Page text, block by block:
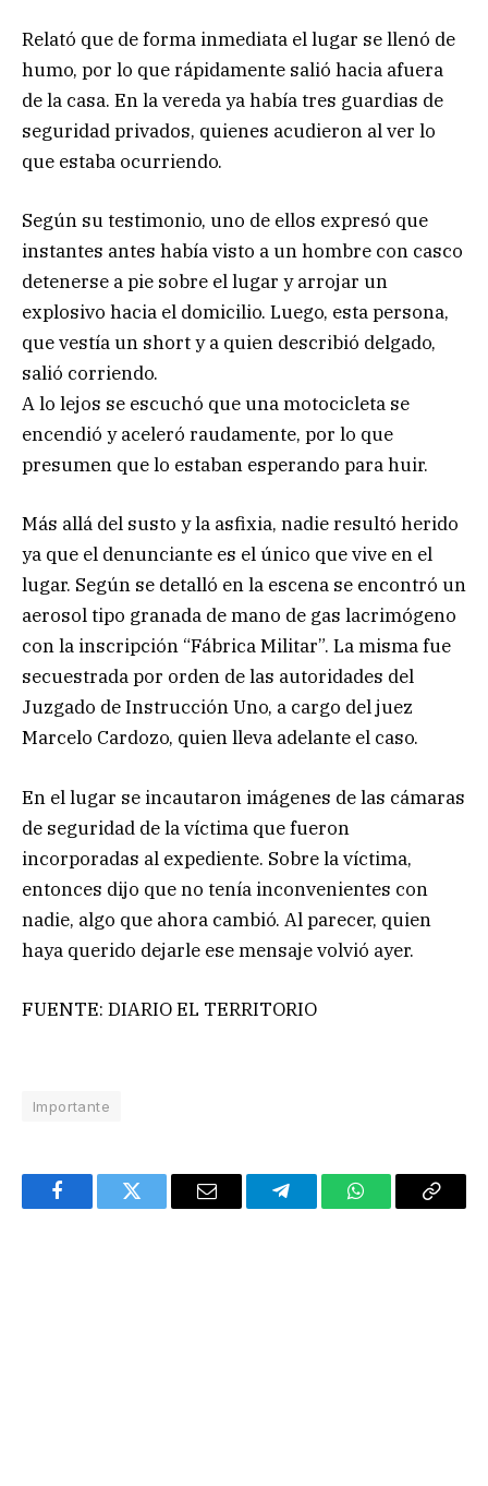
Relató que de forma inmediata el lugar se llenó de
humo, por lo que rápidamente salió hacia afuera
de la casa. En la vereda ya había tres guardias de
seguridad privados, quienes acudieron al ver lo
que estaba ocurriendo.
Según su testimonio, uno de ellos expresó que
instantes antes había visto a un hombre con casco
detenerse a pie sobre el lugar y arrojar un
explosivo hacia el domicilio. Luego, esta persona,
que vestía un short y a quien describió delgado,
salió corriendo.
A lo lejos se escuchó que una motocicleta se
encendió y aceleró raudamente, por lo que
presumen que lo estaban esperando para huir.
Más allá del susto y la asfixia, nadie resultó herido
ya que el denunciante es el único que vive en el
lugar. Según se detalló en la escena se encontró un
aerosol tipo granada de mano de gas lacrimógeno
con la inscripción “Fábrica Militar”. La misma fue
secuestrada por orden de las autoridades del
Juzgado de Instrucción Uno, a cargo del juez
Marcelo Cardozo, quien lleva adelante el caso.
En el lugar se incautaron imágenes de las cámaras
de seguridad de la víctima que fueron
incorporadas al expediente. Sobre la víctima,
entonces dijo que no tenía inconvenientes con
nadie, algo que ahora cambió. Al parecer, quien
haya querido dejarle ese mensaje volvió ayer.
FUENTE: DIARIO EL TERRITORIO
Importante
FacebookTwitter Email TelegramWhatsAppCopy